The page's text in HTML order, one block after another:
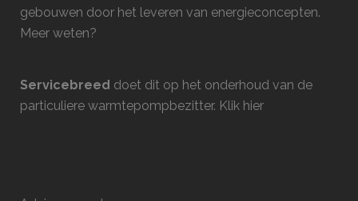
gebouwen door het leveren van energieconcepten.
Meer weten?
Servicebreed doet dit op het onderhoud van de
particuliere warmtepompbezitter. Klik hier